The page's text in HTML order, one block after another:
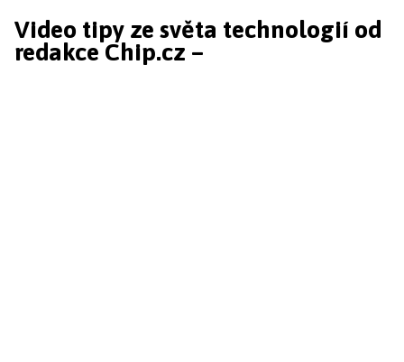
Video tipy ze světa technologií od
redakce Chip.cz –